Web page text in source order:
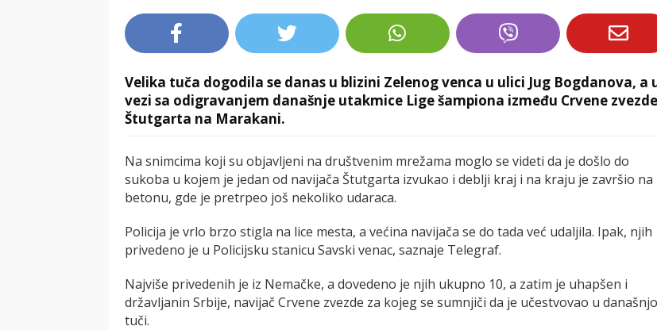
Velika tuča dogodila se danas u blizini Zelenog venca u ulici Jug Bogdanova, a
vezi sa odigravanjem današnje utakmice Lige šampiona između Crvene
Štutgarta na Marakani.
Na snimcima koji su objavljeni na društvenim mrežama moglo se videti da je došlo do
sukoba u kojem je jedan od navijača Štutgarta izvukao i deblji kraj i na kraju je završio na
betonu, gde je pretrpeo još nekoliko udaraca.
Policija je vrlo brzo stigla na lice mesta, a većina navijača se do tada već udaljila. Ipak, njih
privedeno je u Policijsku stanicu Savski venac, saznaje Telegraf.
Najviše privedenih je iz Nemačke, a dovedeno je njih ukupno 10, a zatim je uhapšen i
državljanin Srbije, navijač Crvene zvezde za kojeg se sumnjiči da je učestvovao u
tuči.